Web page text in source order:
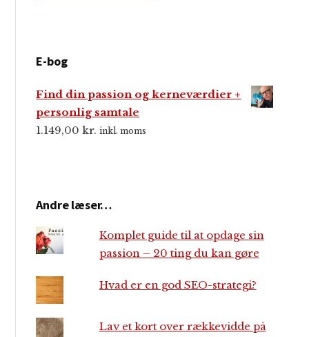
E-bog
Find din passion og kerneværdier +
personlig samtale
1.149,00kr. inkl. moms
Andre læser…
Komplet guide til at opdage sin
passion – 20 ting du kan gøre
Hvad er en god SEO-strategi?
Lav et kort over rækkevidde på